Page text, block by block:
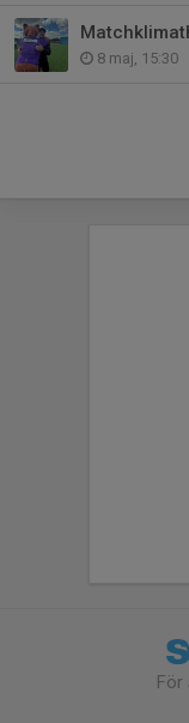
8 maj, 15:30
För